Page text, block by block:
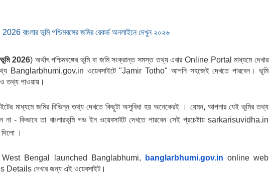
বাংলার ভূমি পশ্চিমবঙ্গের জমির রেকর্ড অনলাইনে দেখুন ২০২৬
ভূমি 2026) অর্থাৎ পশ্চিমবঙ্গের ভূমি বা জমি সংক্রান্ত সমস্ত তথ্য এবার Online Portal মাধ্যমে দেখার
Banglarbhumi.gov.in ওয়েবসাইটে "Jamir Totho" আপনি সহজেই দেখতে পারবেন। ভূমি
তথ্য পাওয়ায়।
মাধ্যমে জমির বিভিন্ন তথ্য দেখতে কিছুটা অসুবিধা হয় অনেকেরই । যেমন, আপনার যেই ভূমির তথ্য
না - কিভাবে তা বাংলারভূমি গভ ইন ওয়েবসাইট দেখতে পারবেন সেই প্রচেষ্টায় sarkarisuvidha.in
।
Bengal launched Banglabhumi, banglarbhumi.gov.in online web
দেখার জন্য এই ওয়েবসাইট।